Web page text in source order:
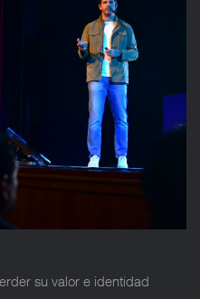
su valor e identidad